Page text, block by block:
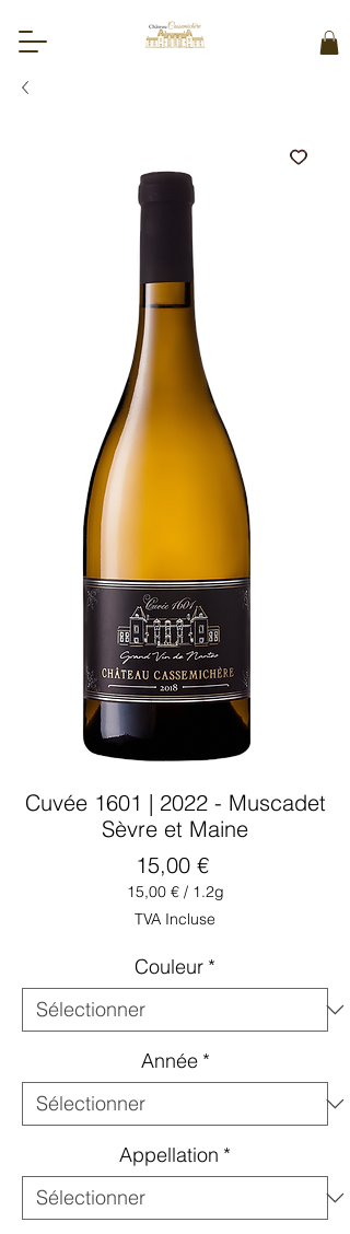
Cuvée 1601 | 2022 - Muscadet
Sèvre et Maine
15,00 €Prix
15,00 € / 1.2g
15,00 €
pour
Grammes
TVA Incluse
Couleur *
Année *
Appellation *